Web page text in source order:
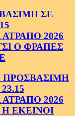
ΣΕ
2026
Ο ΦΡΑΠΕΣ
ΠΡΟΣΒΑΣΙΜΗ
2026
ΕΚΕΙΝΟΙ